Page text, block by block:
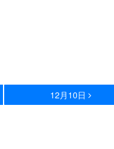
12月10日